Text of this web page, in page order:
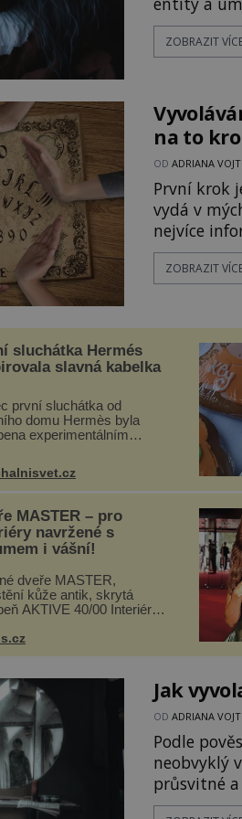
Některé z
k
ZOBRAZIT
na to
ODADRIANA
První krok
vydá v
nejvíce
která bude
odvrátit
ZOBRAZIT
sluchátka Hermés
slavná kabelka
první sluchátka od
domu Hermès byla
experimentálním
Elegantní gadget si
dva roky vývoje a chlubí
šitou hovězí kůží a
MASTER – pro
navržené s
i vášní!
dveře MASTER,
kůže antik, skrytá
AKTIVE 40/00 Interiéry
atypické rozměry nejen
ale i otvorových prvků.
Jak
ODADRIANA
Podle
neobvyklý
průsvitné a
přízraků?